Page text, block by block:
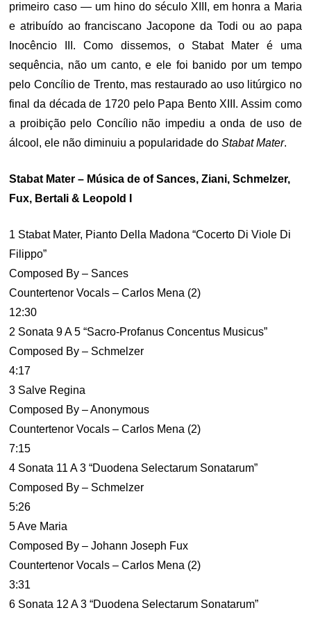
primeiro caso — um hino do século XIII, em honra a Maria
e atribuído ao franciscano Jacopone da Todi ou ao papa
Inocêncio III. Como dissemos, o Stabat Mater é uma
sequência, não um canto, e ele foi banido por um tempo
pelo Concílio de Trento, mas restaurado ao uso litúrgico no
final da década de 1720 pelo Papa Bento XIII. Assim como
a proibição pelo Concílio não impediu a onda de uso de
álcool, ele não diminuiu a popularidade doStabat Mater.
Stabat Mater – Música de of Sances, Ziani, Schmelzer,
Fux, Bertali & Leopold I
1 Stabat Mater, Pianto Della Madona “Cocerto Di Viole Di
Filippo”
Composed By – Sances
Countertenor Vocals – Carlos Mena (2)
12:30
2 Sonata 9 A 5 “Sacro-Profanus Concentus Musicus”
Composed By – Schmelzer
4:17
3 Salve Regina
Composed By – Anonymous
Countertenor Vocals – Carlos Mena (2)
7:15
4 Sonata 11 A 3 “Duodena Selectarum Sonatarum”
Composed By – Schmelzer
5:26
5 Ave Maria
Composed By – Johann Joseph Fux
Countertenor Vocals – Carlos Mena (2)
3:31
6 Sonata 12 A 3 “Duodena Selectarum Sonatarum”